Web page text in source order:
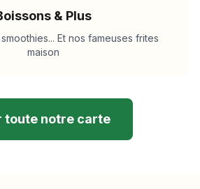
& Plus
Et nos fameuses frites
maison
toute notre carte